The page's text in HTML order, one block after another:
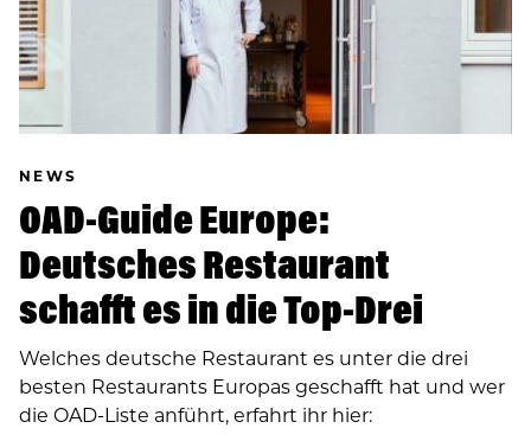
NEWS
OAD-Guide Europe:
Deutsches Restaurant
schafft es in die Top-Drei
Welches deutsche Restaurant es unter die drei
besten Restaurants Europas geschafft hat und wer
die OAD-Liste anführt, erfahrt ihr hier: